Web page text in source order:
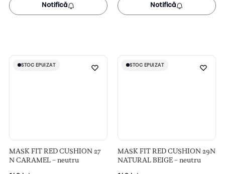
Notifică Notifică
STOC EPUIZAT
STOC EPUIZAT
MASK FIT RED CUSHION 27
N CARAMEL – neutru
STOC EPUIZAT
STOC EPUIZAT
MASK FIT RED CUSHION 29N
NATURAL BEIGE – neutru